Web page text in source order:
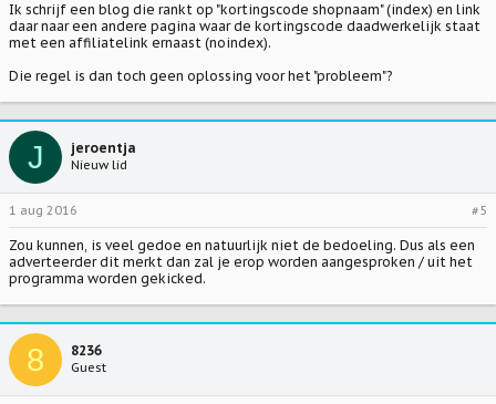
Ik schrijf een blog die rankt op "kortingscode shopnaam" (index) en link
daar naar een andere pagina waar de kortingscode daadwerkelijk staat
met een affiliatelink ernaast (noindex).
Die regel is dan toch geen oplossing voor het "probleem"?
J jeroentja
Nieuw lid
1 aug 2016 #5
Zou kunnen, is veel gedoe en natuurlijk niet de bedoeling. Dus als een
adverteerder dit merkt dan zal je erop worden aangesproken / uit het
programma worden gekicked.
8 8236
Guest